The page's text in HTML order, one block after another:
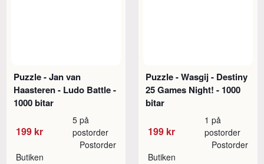
Puzzle - Jan van
Haasteren - Ludo Battle -
1000 bitar
199 kr
5 på
postorder
Butiken
Postorder
Puzzle - Wasgij - Destiny
25 Games Night! - 1000
bitar
199 kr
1 på
postorder
Butiken
Postorder